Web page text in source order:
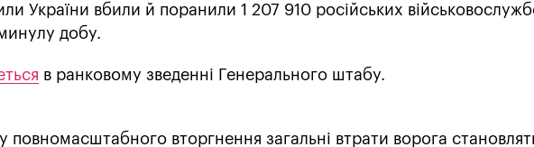
України вбили й поранили 1 207 910 російських
добу.
в ранковому зведенні Генерального штабу.
повномасштабного вторгнення загальні втрати ворога